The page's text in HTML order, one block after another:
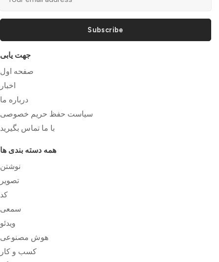
Subscribe
جهت یابی
صفحه اول
اخبار
درباره ما
سیاست حفظ حریم خصوصی
با ما تماس بگیرید
همه دسته بندی ها
نوشتن
تصویر
کد
سمعی
ویدئو
هوش مصنوعی
کسب و کار